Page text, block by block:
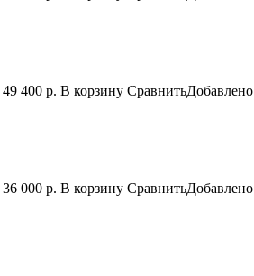
49 400 р. В корзину СравнитьДобавлено
36 000 р. В корзину СравнитьДобавлено